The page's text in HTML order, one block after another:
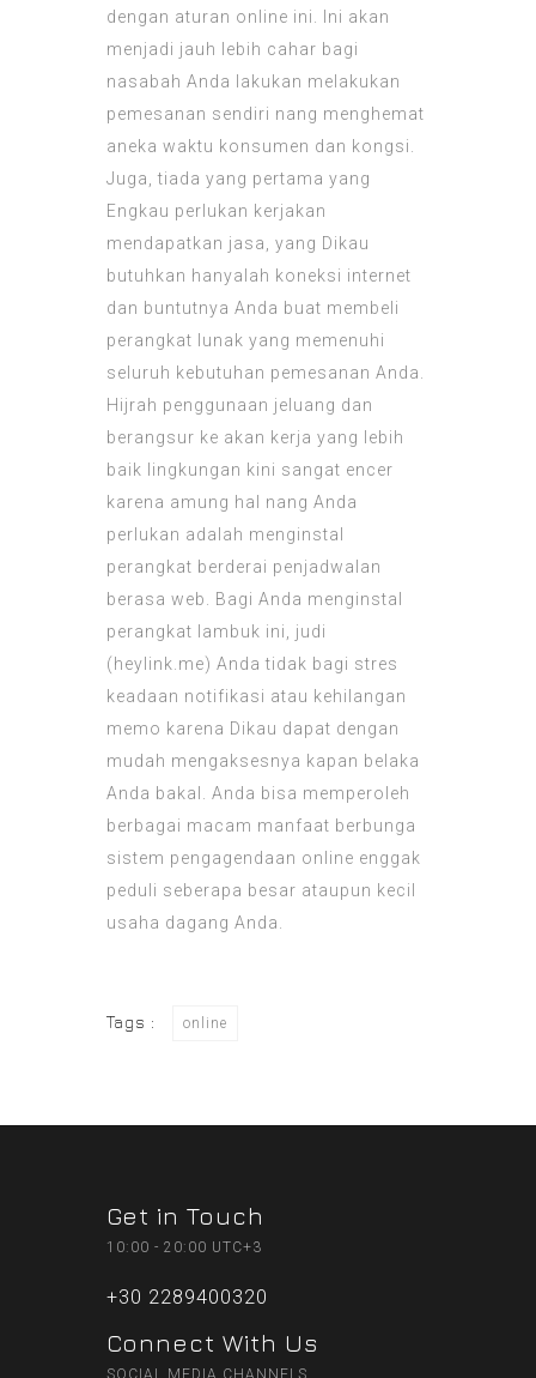
dengan aturan online ini. Ini akan
menjadi jauh lebih cahar bagi
nasabah Anda lakukan melakukan
pemesanan sendiri nang menghemat
aneka waktu konsumen dan kongsi.
Juga, tiada yang pertama yang
Engkau perlukan kerjakan
mendapatkan jasa, yang Dikau
butuhkan hanyalah koneksi internet
dan buntutnya Anda buat membeli
perangkat lunak yang memenuhi
seluruh kebutuhan pemesanan Anda.
Hijrah penggunaan jeluang dan
berangsur ke akan kerja yang lebih
baik lingkungan kini sangat encer
karena amung hal nang Anda
perlukan adalah menginstal
perangkat berderai penjadwalan
berasa web. Bagi Anda menginstal
perangkat lambuk ini, judi
( heylink.me) Anda tidak bagi stres
keadaan notifikasi atau kehilangan
memo karena Dikau dapat dengan
mudah mengaksesnya kapan belaka
Anda bakal. Anda bisa memperoleh
berbagai macam manfaat berbunga
sistem pengagendaan online enggak
peduli seberapa besar ataupun kecil
usaha dagang Anda.
Tags : online
Get in Touch
10:00 - 20:00 UTC+3
+30 2289400320
Connect With Us
SOCIAL MEDIA CHANNELS